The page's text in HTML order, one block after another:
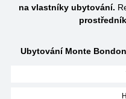
na vlastníky ubytování.
Ubytování Monte